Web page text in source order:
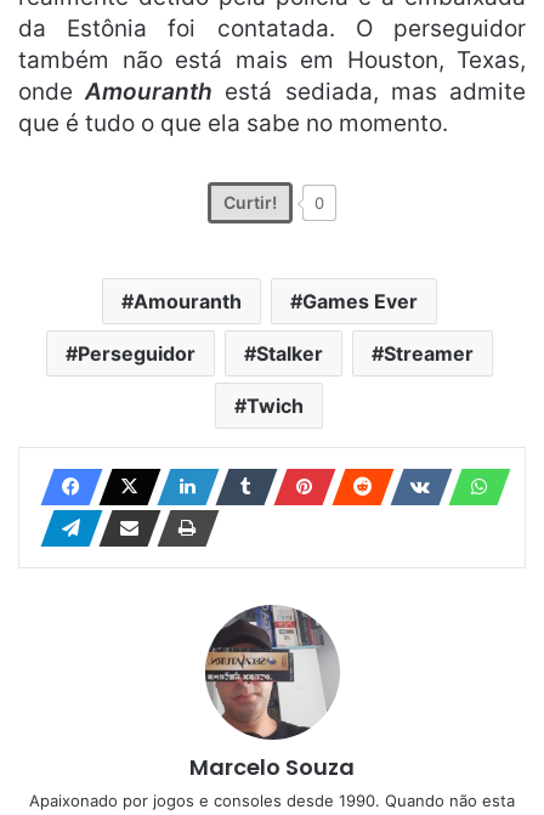
da Estônia foi contatada. O perseguidor
também não está mais em Houston, Texas,
ondeAmouranth está sediada, mas admite
que é tudo o que ela sabe no momento.
Curtir! 0
Amouranth Games Ever
Perseguidor Stalker Streamer
Twich
Marcelo Souza
Apaixonado por jogos e consoles desde 1990. Quando não esta